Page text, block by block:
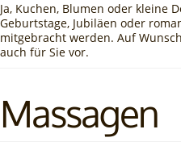
Ja, Kuchen, Blumen oder kleine
Geburtstage, Jubiläen oder
mitgebracht werden. Auf
auch für Sie vor.
Massagen